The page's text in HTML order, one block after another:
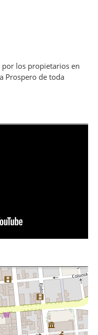
los propietarios en
Prospero de toda